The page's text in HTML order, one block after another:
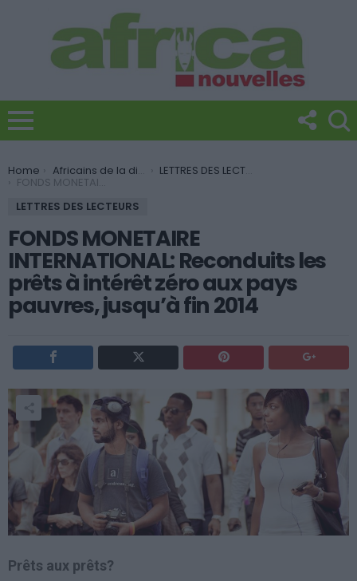
You are here:
Home Africains de la diaspora LETTRES DES LECTEURS
FONDS MONETAIRE INTERNATIONAL: Reconduits les prêts à intérêt zéro aux pays pauvres, jusqu’à fin 2014
LETTRES DES LECTEURS
FONDS MONETAIRE
INTERNATIONAL: Reconduits les
prêts à intérêt zéro aux pays
pauvres, jusqu’à fin 2014
Prêts aux prêts?